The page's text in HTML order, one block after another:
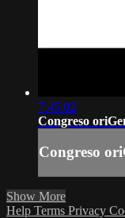
7:45:02
Congreso
Congreso
Show More
Help Terms Privacy